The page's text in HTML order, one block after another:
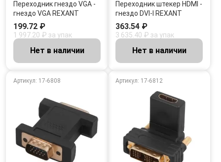
Переходник гнездо VGA -
гнездо VGA REXANT
199.72 ₽
1 997.20 ₽ за упак
Нет в наличии
Переходник штекер HDMI -
гнездо DVI-I REXANT
363.54 ₽
3 635.40 ₽ за упак
Нет в наличии
Артикул: 17-6808 Артикул: 17-6812